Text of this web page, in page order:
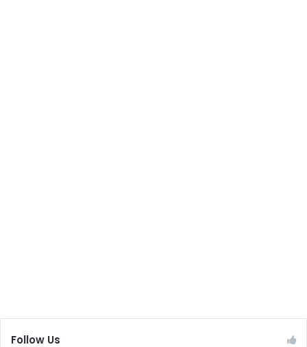
Follow Us